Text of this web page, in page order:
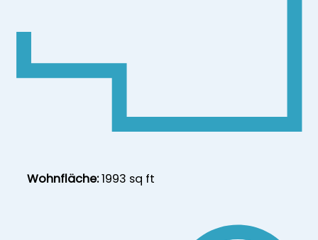
Wohnfläche:1993 sq ft